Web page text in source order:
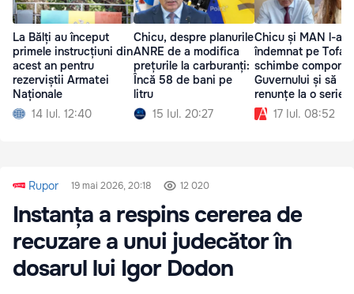
La Bălți au început
primele instrucțiuni din
acest an pentru
rezerviștii Armatei
Naționale
14 Iul. 12:40
Chicu, despre planurile
ANRE de a modifica
prețurile la carburanți:
Încă 58 de bani pe
litru
15 Iul. 20:27
Chicu și MAN l-au
îndemnat pe Tofan
schimbe
Guvernului și să
renunțe la o serie
reforme17 Iul. 08:52
Rupor 19 mai 2026, 20:18 12 020
Instanța a respins cererea de
recuzare a unui judecător în
dosarul lui Igor Dodon